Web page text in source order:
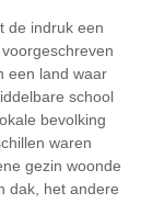
de indruk een
een land waar
school
bevolking
waren
gezin woonde
dak, het andere